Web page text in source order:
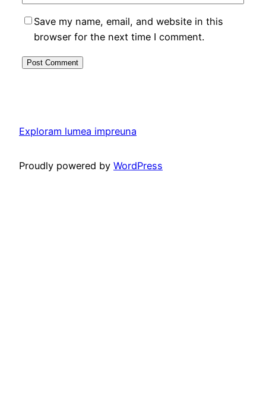
Save my name, email, and website in this
browser for the next time I comment.
Exploram lumea impreuna
Proudly powered by WordPress